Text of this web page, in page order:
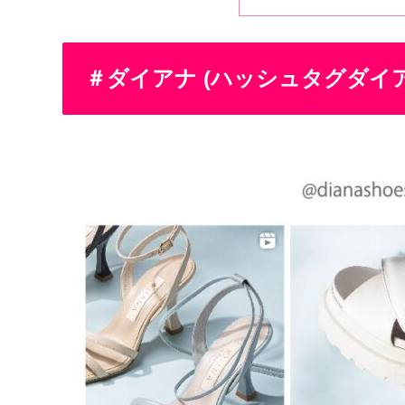
＃ダイアナ (ハッシュタグダイ